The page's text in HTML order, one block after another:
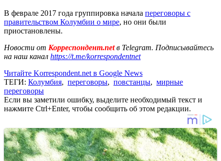
В феврале 2017 года группировка начала переговоры с
правительством Колумбии о мире, но они были
приостановлены.
Новости от Корреспондент.netв Telegram. Подписывайтесь
на наш канал https://t.me/korrespondentnet
Читайте Korrespondent.net в Google News
ТЕГИ: Колумбия, переговоры, повстанцы, мирные
переговоры
Если вы заметили ошибку, выделите необходимый текст и
нажмите Ctrl+Enter, чтобы сообщить об этом редакции.